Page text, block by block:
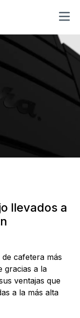
MENU
llevados a
cafetera más
gracias a la
ventajas que
a la más alta